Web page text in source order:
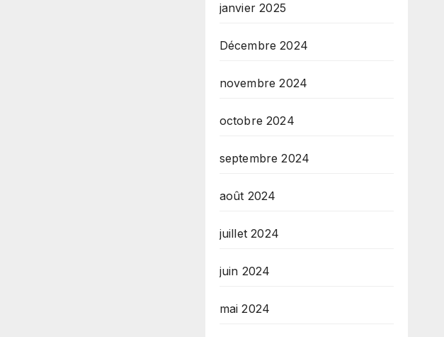
janvier 2025
Décembre 2024
novembre 2024
octobre 2024
septembre 2024
août 2024
juillet 2024
juin 2024
mai 2024